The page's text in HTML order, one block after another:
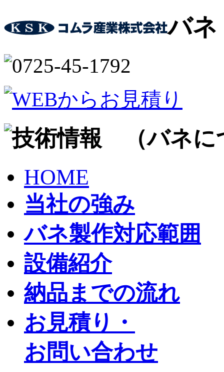
バネ
HOME
当社の強み
バネ製作対応範囲
設備紹介
納品までの流れ
お見積り・
お問い合わせ